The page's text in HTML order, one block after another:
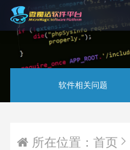
软件相关问题
所在位置： 首页